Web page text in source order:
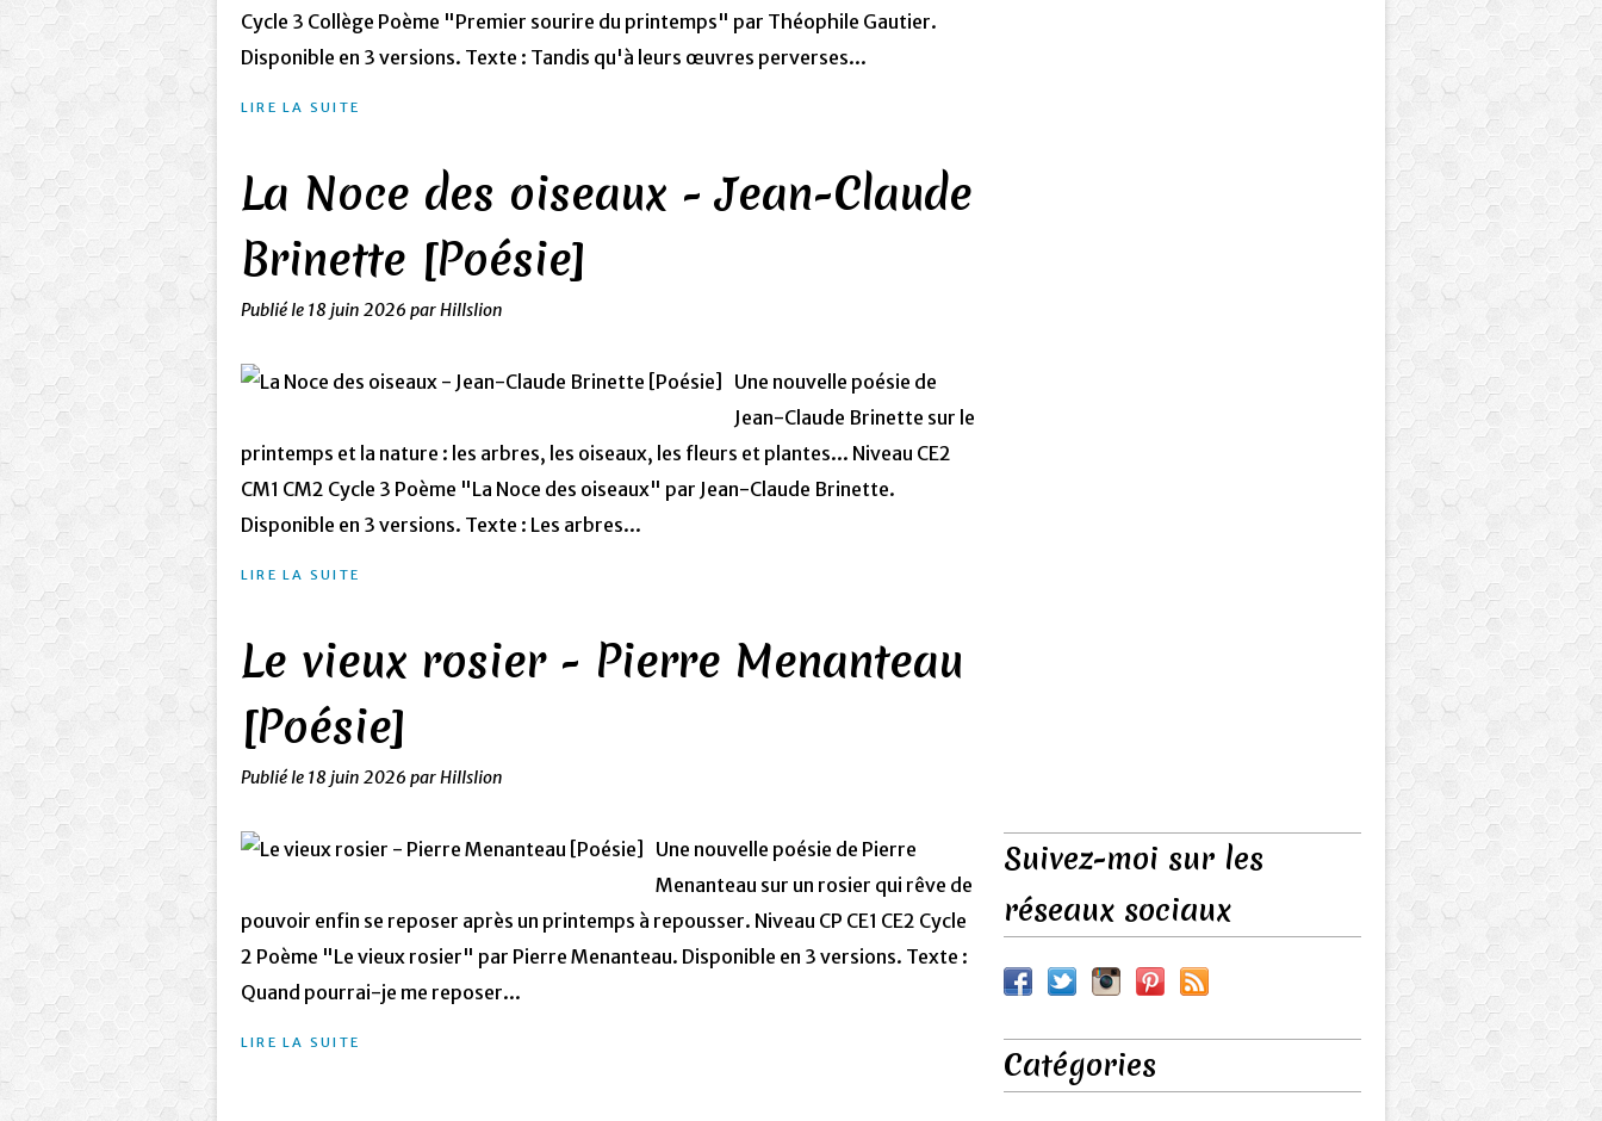
Cycle 3 Collège Poème "Premier sourire du printemps" par Théophile Gautier.
Disponible en 3 versions. Texte : Tandis qu'à leurs œuvres perverses...
LIRE LA SUITE
La Noce des oiseaux - Jean-Claude
Brinette [Poésie]
Publié le 18 juin 2026 par Hillslion
Une nouvelle poésie de
Jean-Claude Brinette sur le
printemps et la nature : les arbres, les oiseaux, les fleurs et plantes... Niveau CE2
CM1 CM2 Cycle 3 Poème "La Noce des oiseaux" par Jean-Claude Brinette.
Disponible en 3 versions. Texte : Les arbres...
LIRE LA SUITE
Le vieux rosier - Pierre Menanteau
[Poésie]
Publié le 18 juin 2026 par Hillslion
Une nouvelle poésie de Pierre
Menanteau sur un rosier qui rêve de
pouvoir enfin se reposer après un printemps à repousser. Niveau CP CE1 CE2 Cycle
2 Poème "Le vieux rosier" par Pierre Menanteau. Disponible en 3 versions. Texte :
Quand pourrai-je me reposer...
LIRE LA SUITE
Suivez-moi sur les
réseaux sociaux
Catégories